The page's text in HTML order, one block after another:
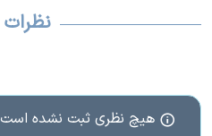
هیچ نظری ثبت نشده است.